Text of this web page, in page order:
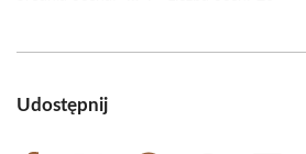
Udostępnij